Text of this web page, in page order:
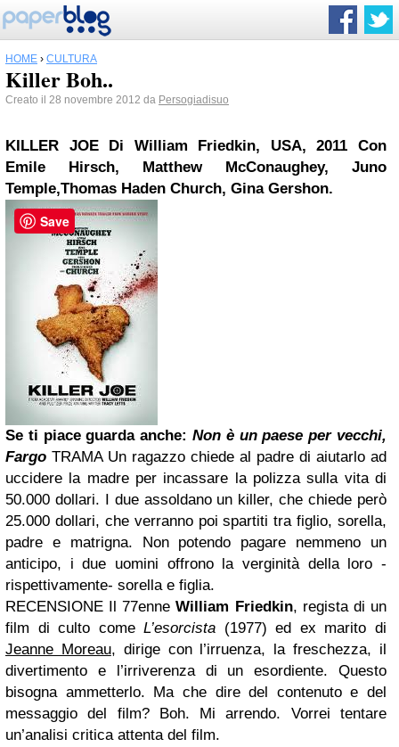
HOME › CULTURA
Killer Boh..
Creato il 28 novembre 2012 da Persogiadisuo
KILLER JOE Di William Friedkin, USA, 2011
Con
Emile Hirsch, Matthew McConaughey, Juno
Temple,Thomas Haden Church, Gina Gershon.
Se ti piace guarda anche: Non è un paese per vecchi,
Fargo TRAMA Un ragazzo chiede al padre di aiutarlo ad
uccidere la madre per incassare la polizza sulla vita di
50.000 dollari. I due assoldano un killer, che chiede però
25.000 dollari, che verranno poi spartiti tra figlio, sorella,
padre e matrigna. Non potendo pagare nemmeno un
anticipo, i due uomini offrono la verginità della loro -
rispettivamente- sorella e figlia.
RECENSIONE Il 77enneWilliam Friedkin, regista di un
film di culto comeL’esorcista (1977) ed ex marito di
Jeanne Moreau, dirige con l’irruenza, la freschezza, il
divertimento e l’irriverenza di un esordiente. Questo
bisogna ammetterlo. Ma che dire del contenuto e del
messaggio del film?
Boh. Mi arrendo. Vorrei tentare
un’analisi critica attenta del film.
Save